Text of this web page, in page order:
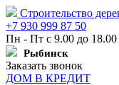
Строительство
+7 930 999 87 50
Пн - Пт с 9.00 до
Рыбинск
Заказать звонок
ДОМ В КРЕДИТ